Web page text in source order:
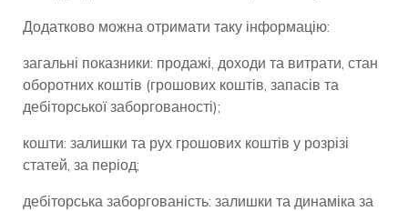
Додатково можна отримати таку інформацію:
загальні показники: продажі, доходи та витрати, стан
оборотних коштів (грошових коштів, запасів та
дебіторської заборгованості);
кошти: залишки та рух грошових коштів у розрізі
статей, за період;
дебіторська заборгованість: залишки та динаміка за